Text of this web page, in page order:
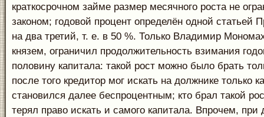
краткосрочном займе размер месячного роста не
законом; годовой процент определён одной статьей
на два третий, т. е. в 50 %. Только Владимир
князем, ограничил продолжительность взимания
половину капитала: такой рост можно было брать
после того кредитор мог искать на должнике только
становился далее беспроцентным; кто брал такой
терял право искать и самого капитала. Впрочем, при